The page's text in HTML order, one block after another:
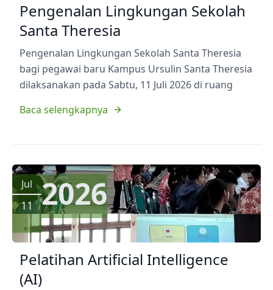
Pengenalan Lingkungan Sekolah
Santa Theresia
Pengenalan Lingkungan Sekolah Santa Theresia
bagi pegawai baru Kampus Ursulin Santa Theresia
dilaksanakan pada Sabtu, 11 Juli 2026 di ruang
Baca selengkapnya
Jul
11 2026
Pelatihan Artificial Intelligence
(AI)